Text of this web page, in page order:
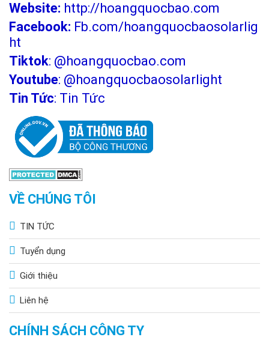
Website: http://hoangquocbao.com
Facebook: Fb.com/hoangquocbaosolarlig
ht
Tiktok: @hoangquocbao.com
Youtube: @hoangquocbaosolarlight
Tin Tức: Tin Tức
VỀ CHÚNG TÔI
TIN TỨC
Tuyển dụng
Giới thiệu
Liên hệ
CHÍNH SÁCH CÔNG TY